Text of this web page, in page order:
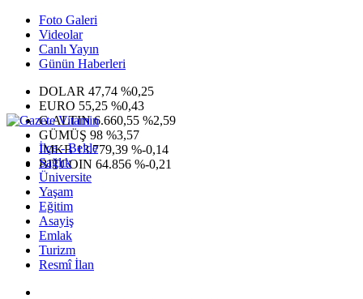
Foto Galeri
Videolar
Canlı Yayın
Günün Haberleri
DOLAR 47,74 %0,25
EURO 55,25 %0,43
G.ALTIN6.660,55 %2,59
GÜMÜŞ 98 %3,57
IMKB13.779,39 %-0,14
BITCOIN 64.856 %-0,21
İlçe - Belde
Sağlık
Üniversite
Yaşam
Eğitim
Asayiş
Emlak
Turizm
Resmî İlan